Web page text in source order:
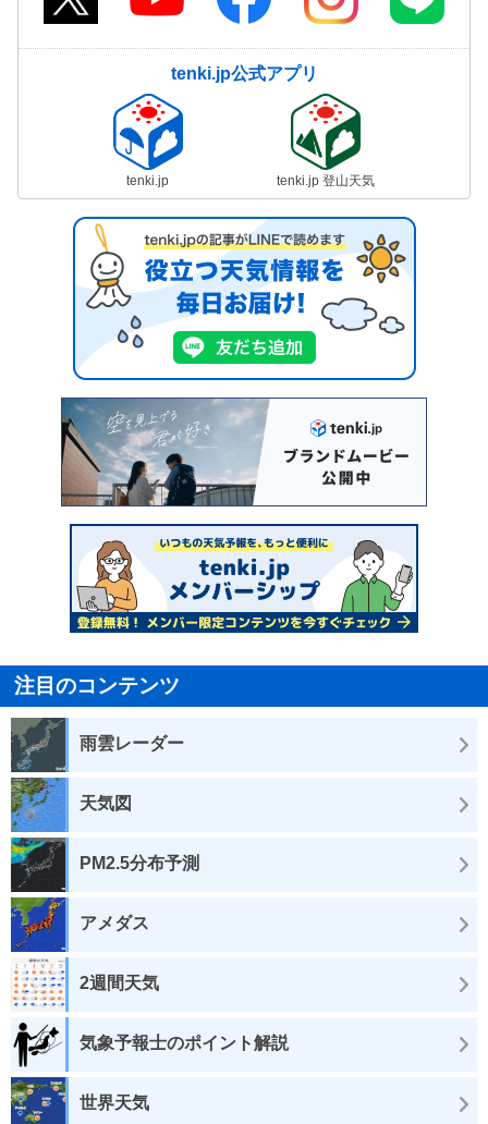
tenki.jp公式アプリ
tenki.jp tenki.jp 登山天気
注目のコンテンツ
雨雲レーダー
天気図
PM2.5分布予測
アメダス
2週間天気
気象予報士のポイント解説
世界天気